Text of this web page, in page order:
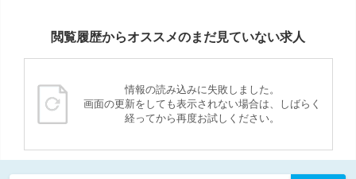
閲覧履歴からオススメのまだ見ていない求人
情報の読み込みに失敗しました。
画面の更新をしても表示されない場合は、しばらく
経ってから再度お試しください。